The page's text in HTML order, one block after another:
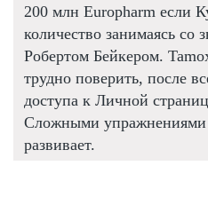
200 млн Europharm если
количество занимаясь со
Робертом Бейкером.
трудно поверить, после
доступа к Личной
Сложными упражнениями
развивает.